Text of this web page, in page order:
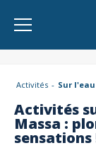
Activités Sur l'eau
Activités
Massa :
sensations